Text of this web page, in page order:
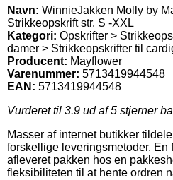
Navn: WinnieJakken Molly by
Strikkeopskrift str. S -XXL
Kategori: Opskrifter >
damer > Strikkeopskrifter til
Producent: Mayflower
Varenummer: 5713419944548
EAN: 5713419944548
Vurderet til 3.9 ud af 5 stjerner
Masser af internet butikker
forskellige leveringsmetoder. En
afleveret pakken hos en
fleksibiliteten til at hente ordren